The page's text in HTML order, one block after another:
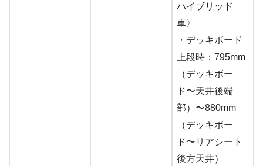
ハイブリッド
車〉
・デッキボード
上段時：795mm
（デッキボー
ド〜天井後端
部）〜880mm
（デッキボー
ド〜リアシート
後方天井）